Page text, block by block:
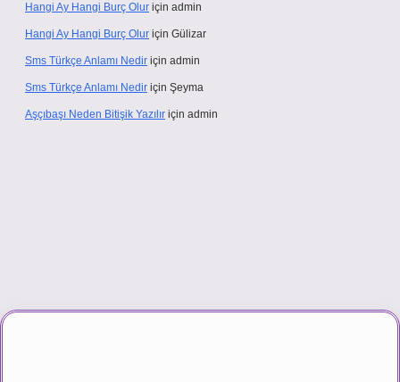
Hangi Ay Hangi Burç Olur için admin
Hangi Ay Hangi Burç Olur için Gülizar
Sms Türkçe Anlamı Nedir için admin
Sms Türkçe Anlamı Nedir için Şeyma
Aşçıbaşı Neden Bitişik Yazılır için admin